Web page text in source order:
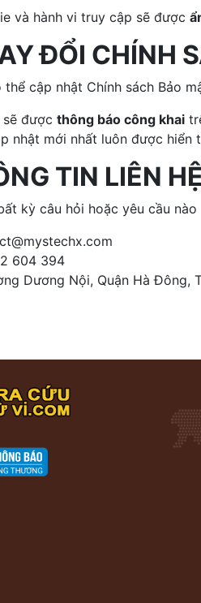
và hành vi truy cập sẽ được
ĐỔI CHÍNH
thể cập nhật Chính sách Bảo
được thông báo công khai
nhật mới nhất luôn được hiển
TIN LIÊN HỆ
kỳ câu hỏi hoặc yêu cầu
604 394
Dương Nội, Quận Hà Đông,